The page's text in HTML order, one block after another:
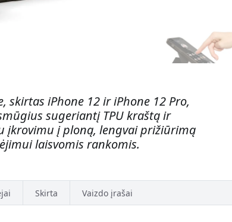
skirtas iPhone 12 ir iPhone 12 Pro,
sugeriantį TPU kraštą ir
įkrovimu į ploną, lengvai prižiūrimą
laisvomis rankomis.
Skirta Vaizdo įrašai